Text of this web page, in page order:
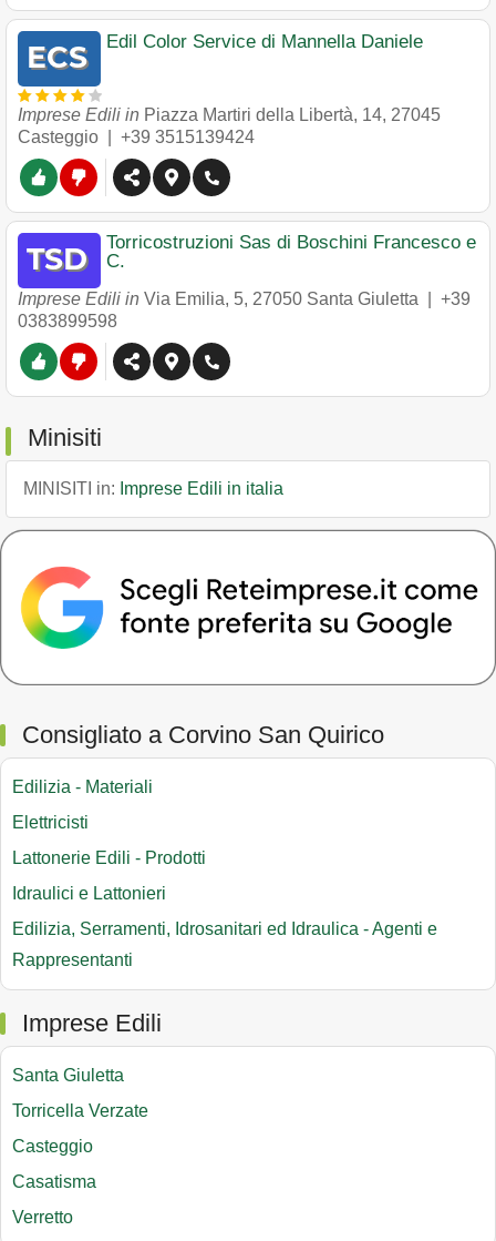
Edil Color Service di Mannella Daniele
Imprese Edili in Piazza Martiri della Libertà, 14, 27045
Casteggio
+39 3515139424
Torricostruzioni Sas di Boschini Francesco e
C.
Imprese Edili in Via Emilia, 5, 27050 Santa Giuletta
+39
0383899598
Minisiti
MINISITI in: Imprese Edili in italia
Consigliato a Corvino San Quirico
Edilizia - Materiali
Elettricisti
Lattonerie Edili - Prodotti
Idraulici e Lattonieri
Edilizia, Serramenti, Idrosanitari ed Idraulica - Agenti e
Rappresentanti
Imprese Edili
Santa Giuletta
Torricella Verzate
Casteggio
Casatisma
Verretto